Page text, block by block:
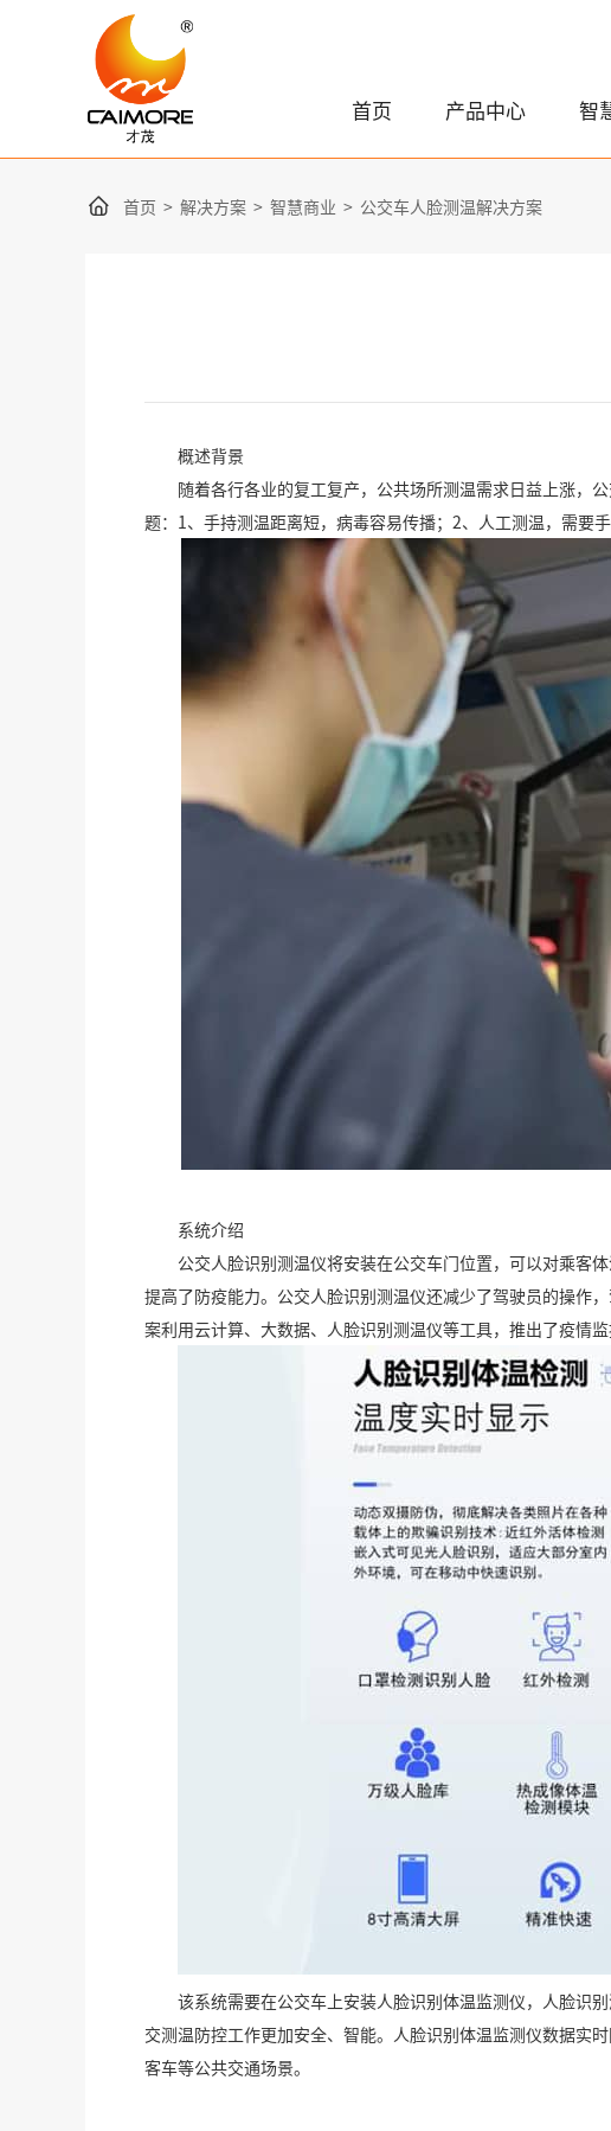
首页 产品中心 智
首页 > 解决方案 > 智慧商业 > 公交车人脸测温解决方案
概述背景
随着各行各业的复工复产，公共场所测温需求日益上涨，
题： 1、手持测温距离短，病毒容易传播； 2、人工测温，需要
系统介绍
公交人脸识别测温仪将安装在公交车门位置，可以对乘客
提高了防疫能力。公交人脸识别测温仪还减少了驾驶员的操作
案利用云计算、大数据、人脸识别测温仪等工具，推出了疫情
该系统需要在公交车上安装人脸识别体温监测仪，人脸识
交测温防控工作更加安全、智能。人脸识别体温监测仪数据实
客车等公共交通场景。